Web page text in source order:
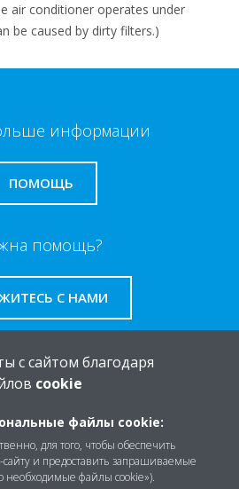
air conditioner operates under
be caused by dirty filters.)
информации
ПОМОЩЬ
помощь?
С НАМИ
с сайтом благодаря
cookie
файлы cookie:
для того, чтобы обеспечить
и предоставить запрашиваемые
файлы cookie»).